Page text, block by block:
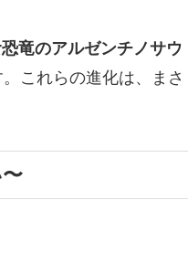
竜のアルゼンチノサウ
これらの進化は、まさ